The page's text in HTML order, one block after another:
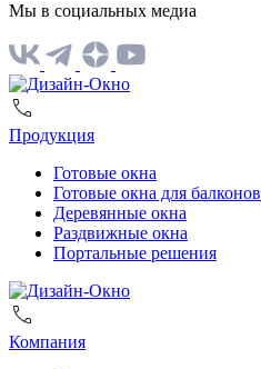
Мы в социальных медиа
Продукция
Готовые окна
Готовые окна для балконов
Деревянные окна
Раздвижные окна
Портальные решения
Компания